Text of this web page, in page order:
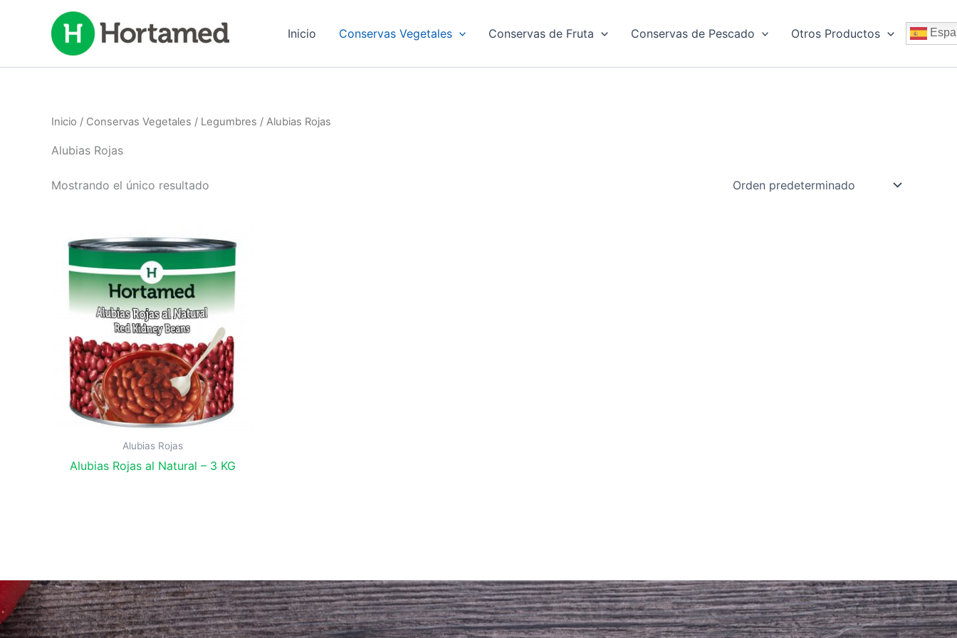
contenido
Inicio Conservas Vegetales Conservas de Fruta Conservas de Pescado Otros Productos
Inicio / Conservas Vegetales / Legumbres / Alubias Rojas
Alubias Rojas
Mostrando el único resultado
Alubias Rojas
Alubias Rojas al Natural – 3 KG